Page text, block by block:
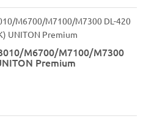
M6700/M7100/M7300
Premium